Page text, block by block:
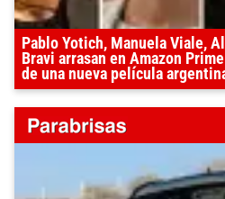
Pablo Yotich, Manuela Viale,
Bravi arrasan en Amazon
de una nueva película